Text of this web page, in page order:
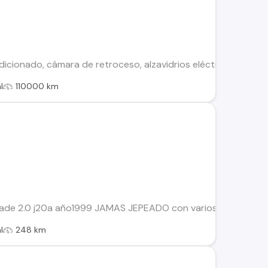
cámara de retroceso, alzavidrios eléctrico, solo
110000 km
2.0 j20a año1999 JAMAS JEPEADO con varios extras
248 km